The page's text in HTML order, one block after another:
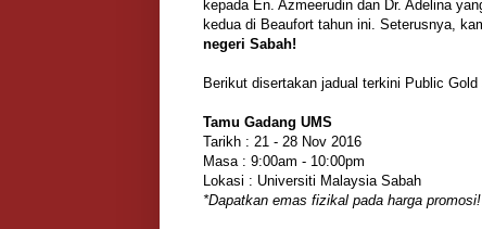
kepada En. Azmeerudin dan Dr. Adelina
kedua di Beaufort tahun ini. Seterusnya,
negeri Sabah!
Berikut disertakan jadual terkini Public Gold
Tamu Gadang UMS
Tarikh : 21 - 28 Nov 2016
Masa : 9:00am - 10:00pm
Lokasi : Universiti Malaysia Sabah
*Dapatkan emas fizikal pada harga promosi!